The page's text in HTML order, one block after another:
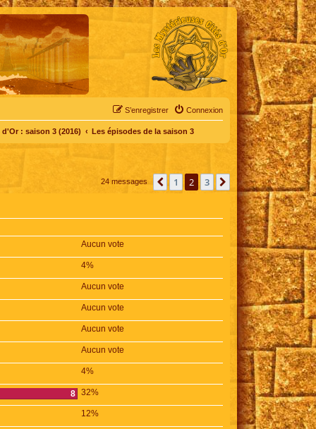
Connexion
S’enregistrer
: saison 3 (2016) Les épisodes de la saison 3
24 messages Précédente
1 2 3 Suivante
Aucun vote
4%
Aucun vote
Aucun vote
Aucun vote
Aucun vote
4%
8 32%
12%